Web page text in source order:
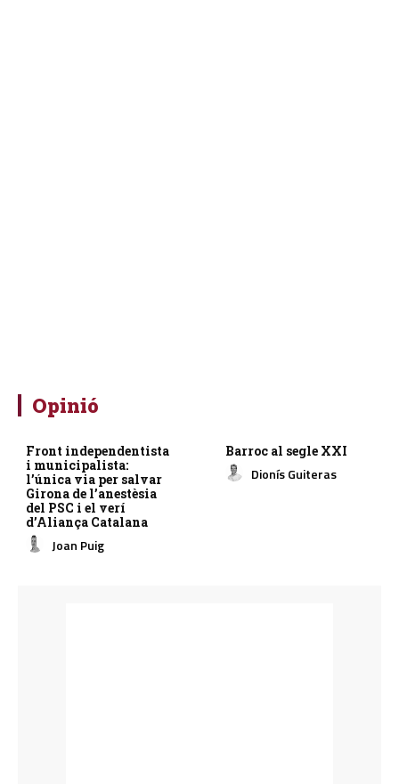
Opinió
Front independentista
i municipalista:
l’única via per salvar
Girona de l’anestèsia
del PSC i el verí
d’Aliança Catalana
Joan Puig
Barroc al segle XXI
Dionís Guiteras